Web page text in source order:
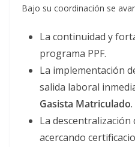
Bajo su coordinación se
La continuidad y
programa PPF.
La implementación
salida laboral
Gasista Matriculado.
La
acercando